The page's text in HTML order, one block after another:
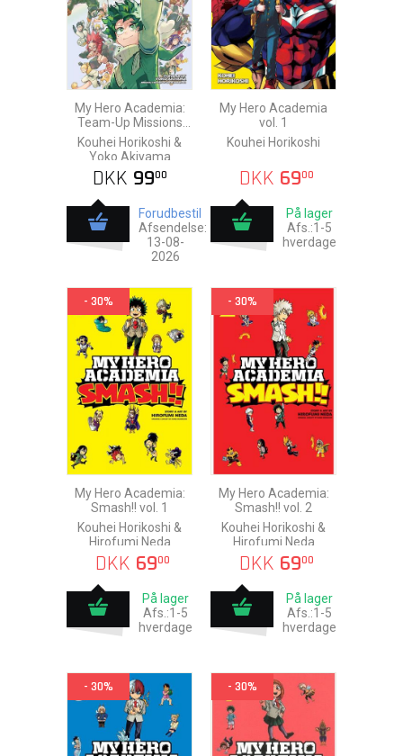
My Hero Academia:
Team-Up Missions
vol. 8
Kouhei Horikoshi &
Yoko Akiyama
DKK 9900
Forudbestil
Afsendelse:
13-08-
2026
My Hero Academia
vol. 1
Kouhei Horikoshi
DKK 6900
På lager
Afs.:1-5
hverdage
- 30%
My Hero Academia:
Smash!! vol. 1
Kouhei Horikoshi &
Hirofumi Neda
DKK 6900
På lager
Afs.:1-5
hverdage
- 30%
My Hero Academia:
Smash!! vol. 2
Kouhei Horikoshi &
Hirofumi Neda
DKK 6900
På lager
Afs.:1-5
hverdage
- 30% - 30%